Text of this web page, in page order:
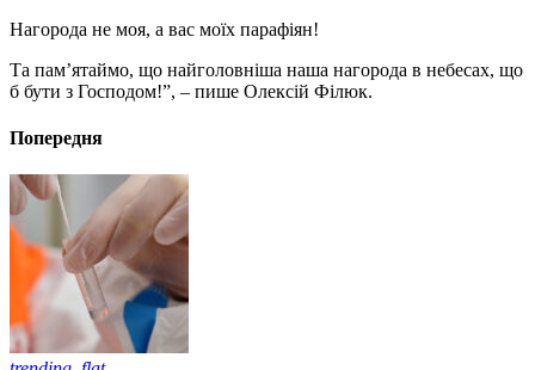
Нагорода не моя, а вас моїх парафіян!
Та пам’ятаймо, що найголовніша наша нагорода в небесах, що
б бути з Господом!”, – пише Олексій Філюк.
Попередня